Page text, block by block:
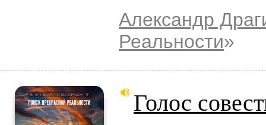
Александр
Реальности»
Голос